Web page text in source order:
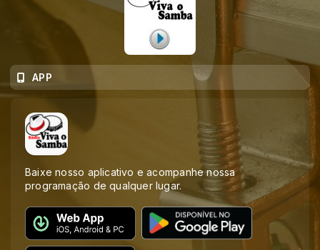
APP
Baixe nosso aplicativo e acompanhe nossa
programação de qualquer lugar.